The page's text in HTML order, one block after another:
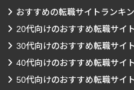
おすすめの転職サイトランキ
20代向けのおすすめ転職サイト
30代向けのおすすめ転職サイト
40代向けのおすすめ転職サイト
50代向けのおすすめ転職サイト